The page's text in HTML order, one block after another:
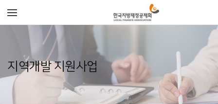
지역개발 지원사업